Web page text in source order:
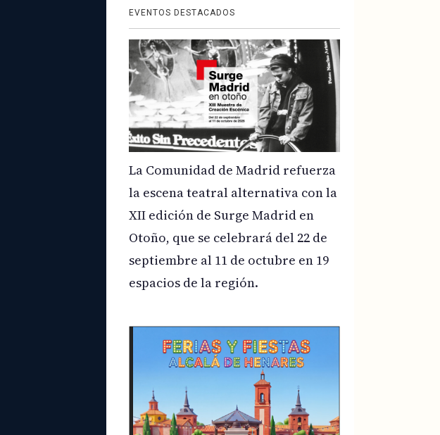
EVENTOS DESTACADOS
La Comunidad de Madrid refuerza
la escena teatral alternativa con la
XII edición de Surge Madrid en
Otoño, que se celebrará del 22 de
septiembre al 11 de octubre en 19
espacios de la región.